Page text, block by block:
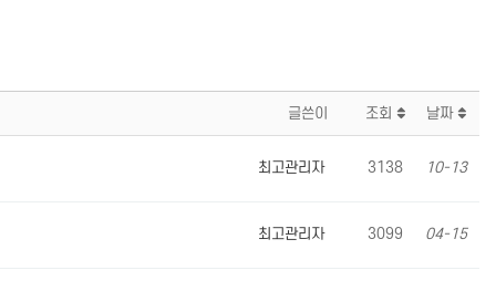
글쓴이 조회 날짜
최고관리자 3138 10-13
최고관리자 3099 04-15